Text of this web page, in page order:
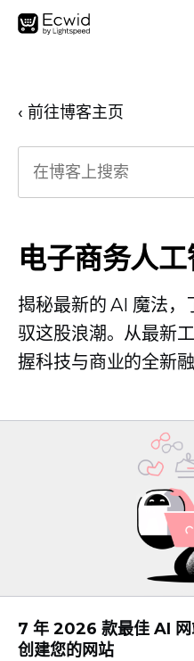
‹ 前往博客主页
电子商务人
揭秘最新的 AI 魔法，
驭这股浪潮。从最新
握科技与商业的全新融
7 年 2026 款最佳 AI 网
创建您的网站